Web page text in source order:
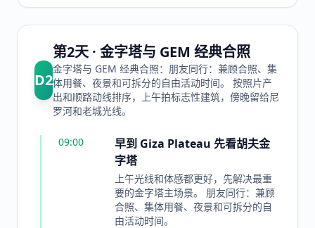
D2
第2天 · 金字塔与 GEM 经典合照
金字塔与 GEM 经典合照：朋友同行：兼顾合照、集
体用餐、夜景和可拆分的自由活动时间。 按照片产
出和顺路动线排序，上午拍标志性建筑，傍晚留给尼
罗河和老城光线。
09:00
早到 Giza Plateau 先看胡夫金
字塔
上午光线和体感都更好，先解决最重
要的金字塔主场景。 朋友同行：兼顾
合照、集体用餐、夜景和可拆分的自
由活动时间。